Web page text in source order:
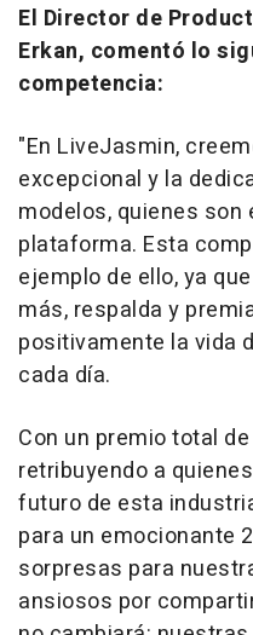
El Director de
Erkan, comentó lo
competencia:
"En LiveJasmin,
excepcional y la
modelos, quienes son
plataforma. Esta
ejemplo de ello, ya
más, respalda y
positivamente la vida
cada día.
Con un premio total de
retribuyendo a
futuro de esta
para un emocionante
sorpresas para
ansiosos por